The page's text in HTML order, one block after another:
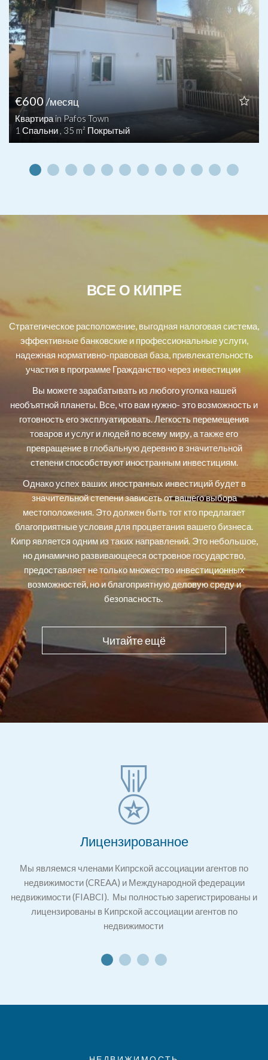
€600 /месяц
Квартира in Pafos Town
1 Спальни , 35 m² Покрытый
ВСЕ О КИПРЕ
Стратегическое расположение, выгодная налоговая система,
эффективные банковские и профессиональные услуги,
надежная нормативно-правовая база, привлекательность
участия в программе Гражданство через инвестиции
Вы можете зарабатывать из любого уголка нашей
необъятной планеты. Все, что вам нужно- это возможность и
готовность его эксплуатировать. Легкость перемещения
товаров и услуг и людей по всему миру, а также его
превращение в глобальную деревню в значительной
степени способствуют иностранным инвестициям.
Однако успех ваших иностранных инвестиций будет в
значительной степени зависеть от вашего выбора
местоположения. Это должен быть тот кто предлагает
благоприятные условия для процветания вашего бизнеса.
Кипр является одним из таких направлений. Это небольшое,
но динамично развивающееся островное государство,
предоставляет не только множество инвестиционных
возможностей, но и благоприятную деловую среду и
безопасность.
Читайте ещё
Лицензированное
Мы являемся членами Кипрской ассоциации агентов по
недвижимости (CREAA) и Международной федерации
недвижимости (FIABCI). Мы полностью зарегистрированы и
лицензированы в Кипрской ассоциации агентов по
недвижимости